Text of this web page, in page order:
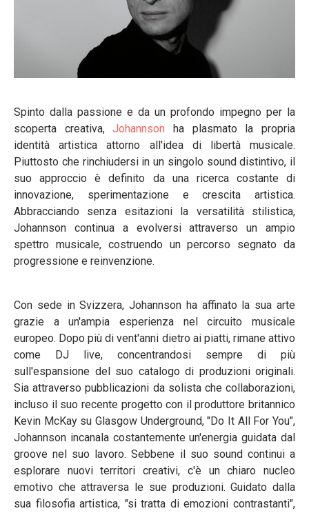
Spinto dalla passione e da un profondo impegno per la
scoperta creativa,Johannson ha plasmato la propria
identità artistica attorno all'idea di libertà musicale.
Piuttosto che rinchiudersi in un singolo sound distintivo, il
suo approccio è definito da una ricerca costante di
innovazione, sperimentazione e crescita artistica.
Abbracciando senza esitazioni la versatilità stilistica,
Johannson continua a evolversi attraverso un ampio
spettro musicale, costruendo un percorso segnato da
progressione e reinvenzione.
Con sede in Svizzera, Johannson ha affinato la sua arte
grazie a un'ampia esperienza nel circuito musicale
europeo. Dopo più di vent'anni dietro ai piatti, rimane attivo
come DJ live, concentrandosi sempre di più
sull'espansione del suo catalogo di produzioni originali.
Sia attraverso pubblicazioni da solista che collaborazioni,
incluso il suo recente progetto con il produttore britannico
Kevin McKay su Glasgow Underground, "Do It All For You",
Johannson incanala costantemente un'energia guidata dal
groove nel suo lavoro. Sebbene il suo sound continui a
esplorare nuovi territori creativi, c'è un chiaro nucleo
emotivo che attraversa le sue produzioni. Guidato dalla
sua filosofia artistica, "si tratta di emozioni contrastanti",